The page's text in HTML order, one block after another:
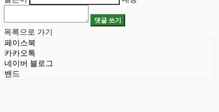
댓글 쓰기
목록으로 가기
페이스북
카카오톡
네이버 블로그
밴드